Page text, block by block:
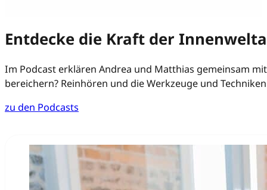
Entdecke die Kraft der
Im Podcast erklären Andrea und Matthias gemeinsam
bereichern? Reinhören und die Werkzeuge und
zu den Podcasts